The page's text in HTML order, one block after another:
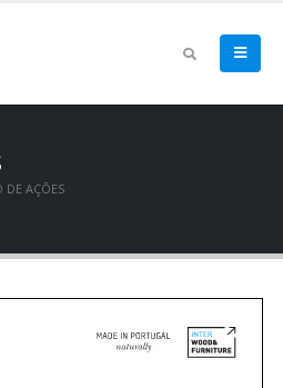
DE AÇÕES